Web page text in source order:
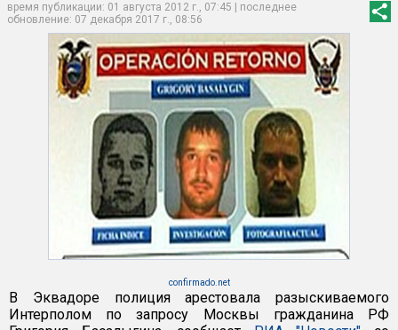
время публикации: 01 августа 2012 г., 07:45 | последнее
обновление: 07 декабря 2017 г., 08:56
confirmado.net
В Эквадоре полиция арестовала разыскиваемого
Интерполом по запросу Москвы гражданина РФ